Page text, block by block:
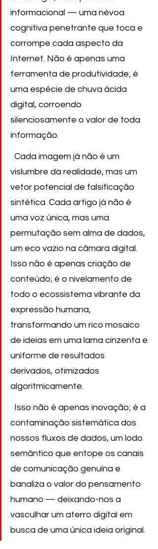
informacional — uma névoa
cognitiva penetrante que toca e
corrompe cada aspecto da
Internet. Não é apenas uma
ferramenta de produtividade; é
uma espécie de chuva ácida
digital, corroendo
silenciosamente o valor de toda
informação.
vislumbre da realidade, mas um
vetor potencial de falsificação
sintética. Cada artigo já não é
uma voz única, mas uma
permutação sem alma de dados,
um eco vazio na câmara digital.
Isso não é apenas criação de
conteúdo; é o nivelamento de
todo o ecossistema vibrante da
expressão humana,
transformando um rico mosaico
de ideias em uma lama cinzenta e
uniforme de resultados
derivados, otimizados
algoritmicamente.
contaminação sistemática dos
nossos fluxos de dados, um lodo
semântico que entope os canais
de comunicação genuína e
banaliza o valor do pensamento
humano — deixando-nos a
vasculhar um aterro digital em
busca de uma única ideia original.